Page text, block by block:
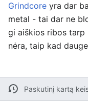
Grindcore yra dar
metal - tai dar ne
gi aiškios ribos tarp
nėra, taip kad
Paskutinį kartą